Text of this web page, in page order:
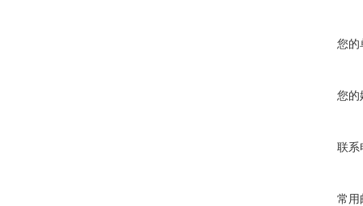
您的
您的
联系
常用